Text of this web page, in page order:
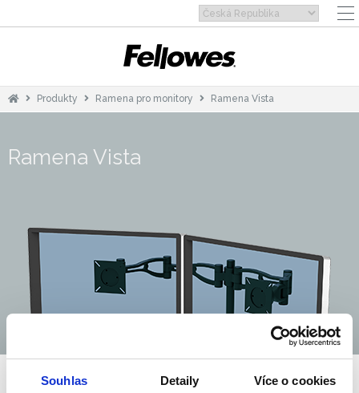
Souhlas Detaily Více o cookies
Produkty Ramena pro monitory Ramena Vista
Ramena Vista